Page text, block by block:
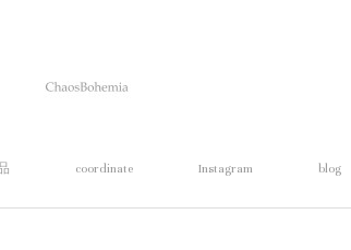
coordinate Instagram blog